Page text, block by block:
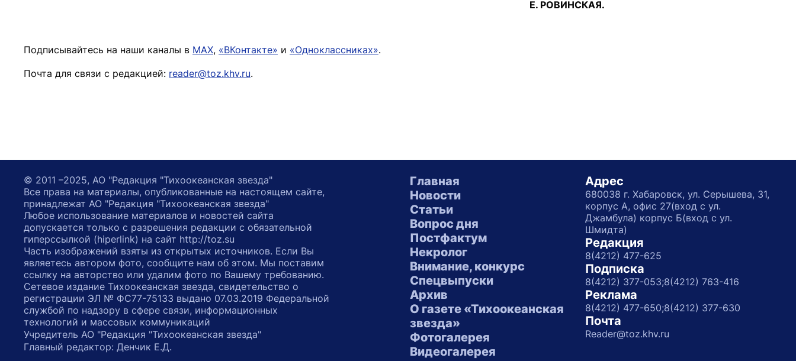
Е. РОВИНСКАЯ.
Подписывайтесь на наши каналы в MAX, «ВКонтакте» и «Одноклассниках».
Почта для связи с редакцией: reader@toz.khv.ru.
Главная
Новости
Статьи
Вопрос дня
Постфактум
Некролог
Внимание, конкурс
Спецвыпуски
Архив
О газете «Тихоокеанская
звезда»
Фотогалерея
Видеогалерея
Адрес
680038 г. Хабаровск, ул. Серышева, 31,
корпус А, офис 27(вход с ул.
Джамбула) корпус Б(вход с ул.
Шмидта)
Редакция
8(4212) 477-625
Подписка
8(4212) 377-053;8(4212) 763-416
Реклама
8(4212) 477-650;8(4212) 377-630
Почта
Reader@toz.khv.ru
© 2011 –2025, АО "Редакция "Тихоокеанская звезда"
Все права на материалы, опубликованные на настоящем сайте,
принадлежат АО "Редакция "Тихоокеанская звезда"
Любое использование материалов и новостей сайта
допускается только с разрешения редакции с обязательной
гиперссылкой (hiperlink) на сайт http://toz.su
Часть изображений взяты из открытых источников. Если Вы
являетесь автором фото, сообщите нам об этом. Мы поставим
ссылку на авторство или удалим фото по Вашему требованию.
Сетевое издание Тихоокеанская звезда, свидетельство о
регистрации ЭЛ № ФС77-75133 выдано 07.03.2019 Федеральной
службой по надзору в сфере связи, информационных
технологий и массовых коммуникаций
Учредитель АО "Редакция "Тихоокеанская звезда"
Главный редактор: Денчик Е.Д.